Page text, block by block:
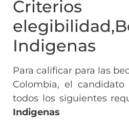
Indigenas
Para calificar para las
Colombia, el
todos los siguientes
Indigenas